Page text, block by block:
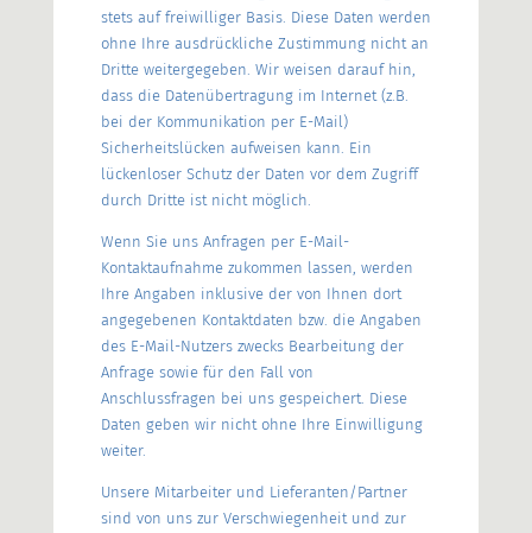
stets auf freiwilliger Basis. Diese Daten werden
ohne Ihre ausdrückliche Zustimmung nicht an
Dritte weitergegeben. Wir weisen darauf hin,
dass die Datenübertragung im Internet (z.B.
bei der Kommunikation per E-Mail)
Sicherheitslücken aufweisen kann. Ein
lückenloser Schutz der Daten vor dem Zugriff
durch Dritte ist nicht möglich.
Wenn Sie uns Anfragen per E-Mail-
Kontaktaufnahme zukommen lassen, werden
Ihre Angaben inklusive der von Ihnen dort
angegebenen Kontaktdaten bzw. die Angaben
des E-Mail-Nutzers zwecks Bearbeitung der
Anfrage sowie für den Fall von
Anschlussfragen bei uns gespeichert. Diese
Daten geben wir nicht ohne Ihre Einwilligung
weiter.
Unsere Mitarbeiter und Lieferanten/Partner
sind von uns zur Verschwiegenheit und zur